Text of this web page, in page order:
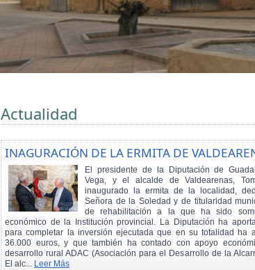
Actualidad
INAGURACIÓN DE LA ERMITA DE
El presidente de la Diputación de
Vega, y el alcalde de Valdearenas,
inaugurado la ermita de la localidad,
Señora de la Soledad y de titularidad
de rehabilitación a la que ha sido
económico de la Institución provincial. La Diputación ha
para completar la inversión ejecutada que en su totalidad ha
36.000 euros, y que también ha contado con apoyo
desarrollo rural ADAC (Asociación para el Desarrollo de la
El alc... Leer Más